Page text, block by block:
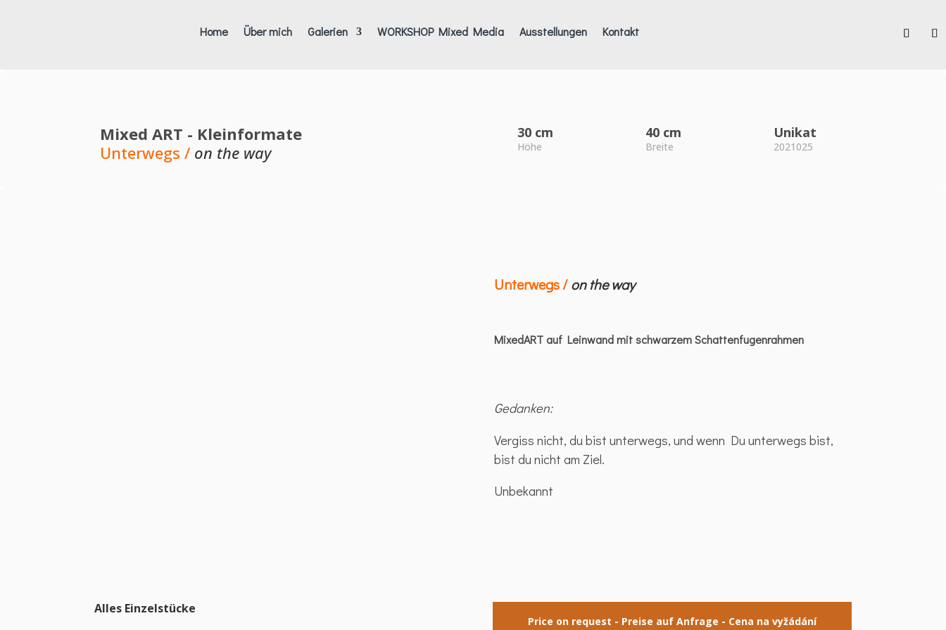
Home Über mich Galerien WORKSHOP Mixed Media Ausstellungen Kontakt
Mixed ART - Kleinformate
Unterwegs / on the way
30 cm
Höhe
40 cm
Breite
Unikat
2021025
Unterwegs /on the way
MixedART auf Leinwand mit schwarzem Schattenfugenrahmen
Gedanken:
Vergiss nicht, du bist unterwegs, und wenn Du unterwegs bist,
bist du nicht am Ziel.
Unbekannt
Alles Einzelstücke
Price on request - Preise auf Anfrage - Cena na vyžádání